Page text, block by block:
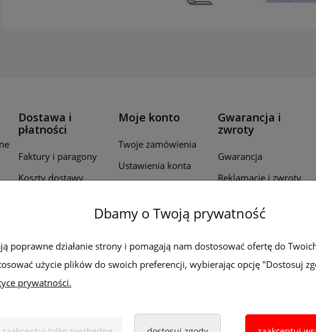
Dostawa i
płatności
Faktury i paragony
Koszty dostawy
Moje konto
Twoje zamówienia
Ustawienia konta
Gwarancja i
zwroty
Gwarancja
Reklamacje i zwroty
ELEKTRO-MET
Dbamy o Twoją prywatność
poprawne działanie strony i pomagają nam dostosować ofertę do
użycie plików do swoich preferencji, wybierając opcję "Dostosuj
prywatności.